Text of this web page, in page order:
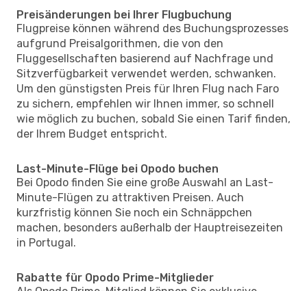
Preisänderungen bei Ihrer Flugbuchung
Flugpreise können während des Buchungsprozesses
aufgrund Preisalgorithmen, die von den
Fluggesellschaften basierend auf Nachfrage und
Sitzverfügbarkeit verwendet werden, schwanken.
Um den günstigsten Preis für Ihren Flug nach Faro
zu sichern, empfehlen wir Ihnen immer, so schnell
wie möglich zu buchen, sobald Sie einen Tarif finden,
der Ihrem Budget entspricht.
Last-Minute-Flüge bei Opodo buchen
Bei Opodo finden Sie eine große Auswahl an Last-
Minute-Flügen zu attraktiven Preisen. Auch
kurzfristig können Sie noch ein Schnäppchen
machen, besonders außerhalb der Hauptreisezeiten
in Portugal.
Rabatte für Opodo Prime-Mitglieder